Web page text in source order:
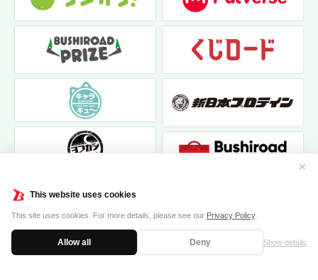
This website uses cookies
This site uses cookies. For more details, please see our Privacy Policy.
Allow all Deny Show details
✕